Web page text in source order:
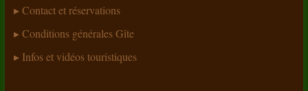
Contact et réservations
Conditions générales Gîte
Infos et vidéos touristiques